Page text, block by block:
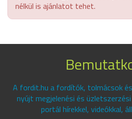
nélkül is ajánlatot tehet.
A fordit.hu a fordítók, tolmácsok
nyújt megjelenési és
portál hírekkel, videókkal,